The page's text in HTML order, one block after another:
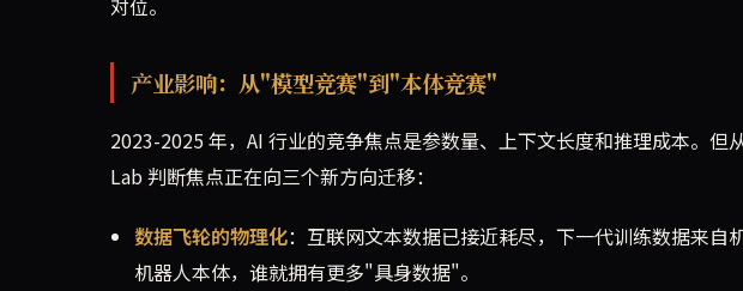
对位。
产业影响：从"模型竞赛"到"本体竞赛"
2023-2025 年，AI 行业的竞争焦点是参数量、上下文长度和推理成本。
Lab 判断焦点正在向三个新方向迁移：
数据飞轮的物理化：互联网文本数据已接近耗尽，下一代训练数据来
机器人本体，谁就拥有更多"具身数据"。